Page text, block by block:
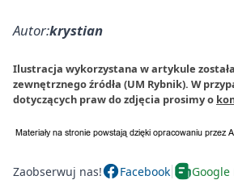
Autor:krystian
Ilustracja wykorzystana w artykule
zewnętrznego źródła (UM Rybnik). W
dotyczących praw do zdjęcia prosimy o
Zaobserwuj nas! Facebook Google